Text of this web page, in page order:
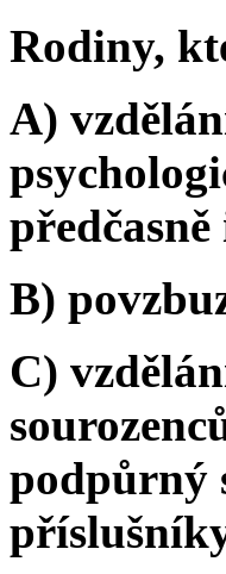
Rodiny,
A)
B)
C)
podpůrný